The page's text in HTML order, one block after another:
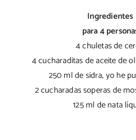
Ingredientes
para 4
4 chuletas de
4 cucharaditas de aceite de
250 ml de sidra, yo he
2 cucharadas soperas de
125 ml de nata